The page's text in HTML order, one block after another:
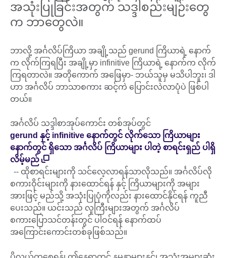
အသုံးပြုခြင်းအတွက် သဒ္ဒါစည်းမျဉ်းတွေ
က ဘာတွေလဲ။
ဘာလို့ အင်္ဂလိပ်ကြိယာ အချို့သည် gerund ကြိယာရဲ့ နောက်
က လိုက်ကြရပြီး အချို့မှာ infinitive ကြိယာရဲ့ နောက်က လိုက်
ကြရတာလဲ။ အတိုကောက် အဖြေမှာ- ဘယ်သူမှ မသိပါဘူး၊ ဒါ
ဟာ အင်္ဂလိပ် ဘာသာစကား ဆင့်ကဲ ပြောင်းလဲလာပုံပဲ ဖြစ်ပါ
တယ်။
အင်္ဂလိပ် သဒ္ဒါစာအုပ်ကောင်း တစ်အုပ်တွင်
gerund နှင့် infinitive နောက်တွင် လိုက်သော ကြိယာများ
နောက်တွင် ရှိသော အင်္ဂလိပ် ကြိယာများ ပါတဲ့ စာရင်းရှည် ပါရှိ
လိမ့်မည်
-- ထိုစာရင်းများကို သင်လေ့လာရန်သာလိုသည်။ အင်္ဂလိပ်လို
စကားဝိုင်းများကို နားထောင်ရန် နှင့် ကြိယာများကို အများ
အားဖြင့် မည်သို့ အသုံးပြုပုံကိုလည်း နားထောင်နိုင်ရန် ကူညီ
ပေးသည်။ ယင်းသည် လူကြီးများအတွက် အင်္ဂလိပ်
စကားပြောသင်တန်းတွင် ပါဝင်ရန် နောက်ထပ်
အကြောင်းကောင်းတစ်ခုဖြစ်သည်။